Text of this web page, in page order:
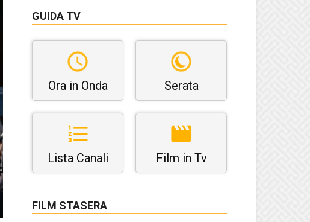
GUIDA TV
Ora in Onda Serata
Lista Canali Film in Tv
FILM STASERA